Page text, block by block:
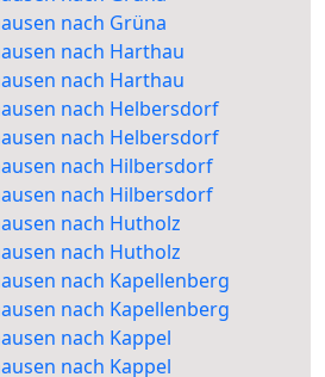
nach Grüna
nach Harthau
nach Harthau
nach Helbersdorf
nach Helbersdorf
nach Hilbersdorf
nach Hilbersdorf
nach Hutholz
nach Hutholz
nach Kapellenberg
nach Kapellenberg
nach Kappel
nach Kappel